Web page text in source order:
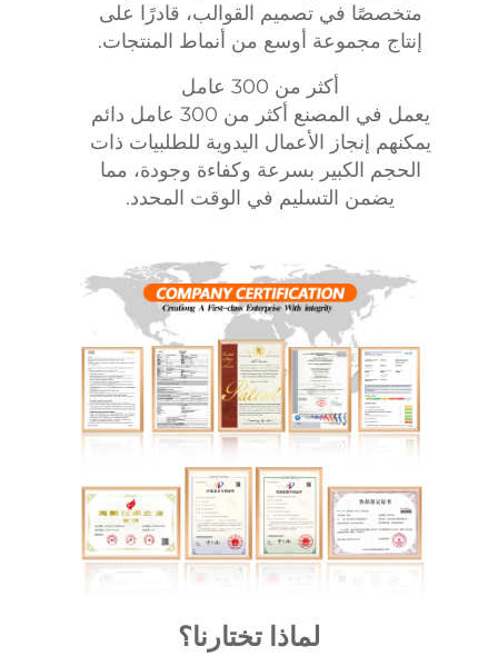
متخصصًا في تصميم القوالب، قادرًا على
إنتاج مجموعة أوسع من أنماط المنتجات.
أكثر من 300 عامل
يعمل في المصنع أكثر من 300 عامل دائم
يمكنهم إنجاز الأعمال اليدوية للطلبيات ذات
الحجم الكبير بسرعة وكفاءة وجودة، مما
يضمن التسليم في الوقت المحدد.
لماذا تختارنا؟